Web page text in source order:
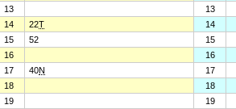
13
13
14 22T
14
15 52
15
16
16
17 40N
17
18
18
19
19